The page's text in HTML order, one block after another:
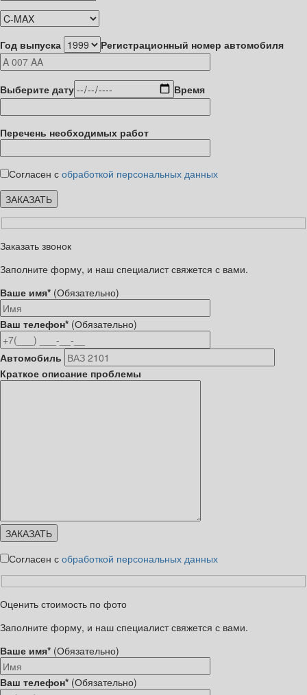
Год выпуска Регистрационный номер автомобиля
Выберите дату Время
Перечень необходимых работ
Согласен с обработкой персональных данных
Заказать звонок
Заполните форму, и наш специалист свяжется с вами.
Ваше имя* (Обязательно)
Ваш телефон* (Обязательно)
Автомобиль
Краткое описание проблемы
Согласен с обработкой персональных данных
Оценить стоимость по фото
Заполните форму, и наш специалист свяжется с вами.
Ваше имя* (Обязательно)
Ваш телефон* (Обязательно)